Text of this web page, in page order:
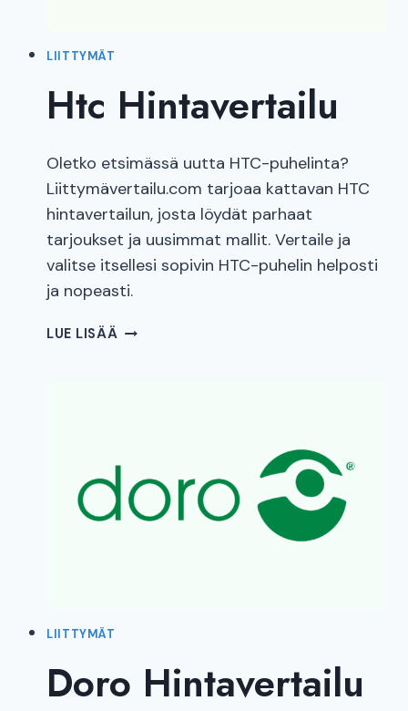
LIITTYMÄT
Htc Hintavertailu
Oletko etsimässä uutta HTC-puhelinta?
Liittymävertailu.com tarjoaa kattavan HTC
hintavertailun, josta löydät parhaat
tarjoukset ja uusimmat mallit. Vertaile ja
valitse itsellesi sopivin HTC-puhelin helposti
ja nopeasti.
LUE LISÄÄ HTC
LIITTYMÄT
Doro Hintavertailu